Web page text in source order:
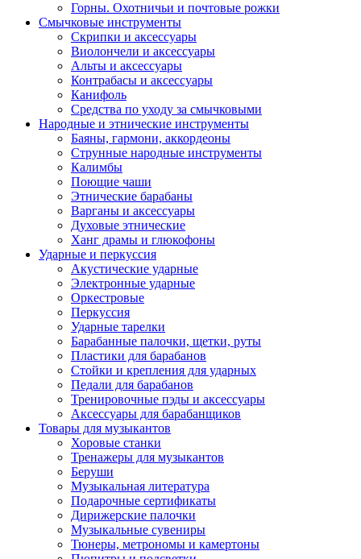
Горны. Охотничьи и почтовые рожки
Смычковые инструменты
Скрипки и аксессуары
Виолончели и аксессуары
Альты и аксессуары
Контрабасы и аксессуары
Канифоль
Средства по уходу за смычковыми
Народные и этнические инструменты
Баяны, гармони, аккордеоны
Струнные народные инструменты
Калимбы
Поющие чаши
Этнические барабаны
Варганы и аксессуары
Духовые этнические
Ханг драмы и глюкофоны
Ударные и перкуссия
Акустические ударные
Электронные ударные
Оркестровые
Перкуссия
Ударные тарелки
Барабанные палочки, щетки, руты
Пластики для барабанов
Стойки и крепления для ударных
Педали для барабанов
Тренировочные пэды и аксессуары
Аксессуары для барабанщиков
Товары для музыкантов
Хоровые станки
Тренажеры для музыкантов
Беруши
Музыкальная литература
Подарочные сертификаты
Дирижерские палочки
Музыкальные сувениры
Тюнеры, метрономы и камертоны